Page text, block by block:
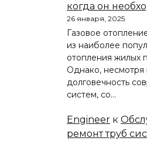
когда он
26 января, 2025
Газовое
из наиболее
отопления жилых
Однако, несмотря
долговечность
систем, со…
Engineer к
ремонт труб